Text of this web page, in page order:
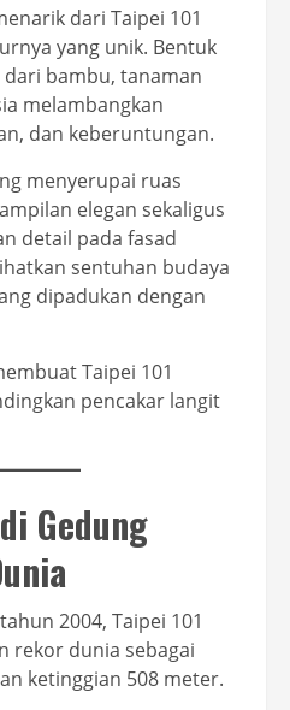
dari Taipei 101
yang unik. Bentuk
bambu, tanaman
melambangkan
dan keberuntungan.
menyerupai ruas
elegan sekaligus
detail pada fasad
sentuhan budaya
dipadukan dengan
Taipei 101
pencakar langit
Gedung
2004, Taipei 101
rekor dunia sebagai
ketinggian 508 meter.